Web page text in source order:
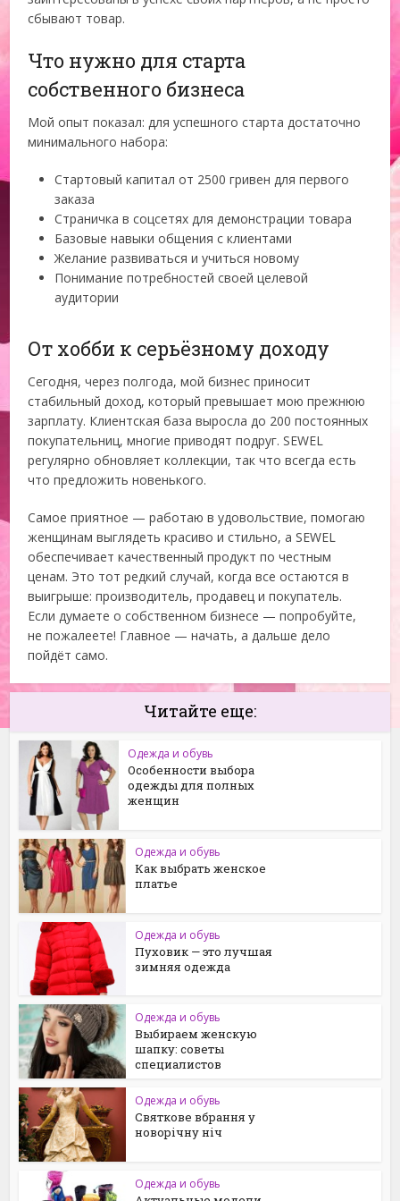
сбывают товар.
Что нужно для старта
собственного бизнеса
Мой опыт показал: для успешного старта достаточно
минимального набора:
Стартовый капитал от 2500 гривен для первого
заказа
Страничка в соцсетях для демонстрации товара
Базовые навыки общения с клиентами
Желание развиваться и учиться новому
Понимание потребностей своей целевой
аудитории
От хобби к серьёзному доходу
Сегодня, через полгода, мой бизнес приносит
стабильный доход, который превышает мою прежнюю
зарплату. Клиентская база выросла до 200 постоянных
покупательниц, многие приводят подруг. SEWEL
регулярно обновляет коллекции, так что всегда есть
что предложить новенького.
Самое приятное — работаю в удовольствие, помогаю
женщинам выглядеть красиво и стильно, а SEWEL
обеспечивает качественный продукт по честным
ценам. Это тот редкий случай, когда все остаются в
выигрыше: производитель, продавец и покупатель.
Если думаете о собственном бизнесе — попробуйте,
не пожалеете! Главное — начать, а дальше дело
пойдёт само.
Читайте еще:
Одежда и обувь
Особенности выбора
одежды для полных
женщин
Одежда и обувь
Как выбрать женское
платье
Одежда и обувь
Пуховик — это лучшая
зимняя одежда
Одежда и обувь
Выбираем женскую
шапку: советы
специалистов
Одежда и обувь
Святкове вбрання у
новорічну ніч
Одежда и обувь